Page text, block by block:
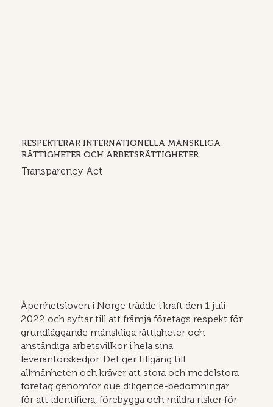
RESPEKTERAR INTERNATIONELLA MÄNSKLIGA
RÄTTIGHETER OCH ARBETSRÄTTIGHETER
Transparency Act
Åpenhetsloven i Norge trädde i kraft den 1 juli
2022 och syftar till att främja företags respekt för
grundläggande mänskliga rättigheter och
anständiga arbetsvillkor i hela sina
leverantörskedjor. Det ger tillgång till
allmänheten och kräver att stora och medelstora
företag genomför due diligence-bedömningar
för att identifiera, förebygga och mildra risker för